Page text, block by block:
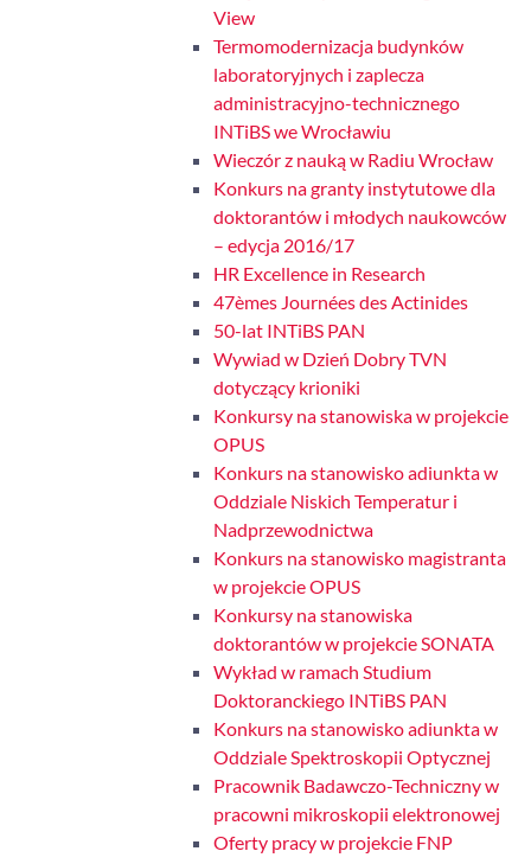
View
Termomodernizacja budynków
laboratoryjnych i zaplecza
administracyjno-technicznego
INTiBS we Wrocławiu
Wieczór z nauką w Radiu Wrocław
Konkurs na granty instytutowe dla
doktorantów i młodych naukowców
– edycja 2016/17
HR Excellence in Research
47èmes Journées des Actinides
50-lat INTiBS PAN
Wywiad w Dzień Dobry TVN
dotyczący krioniki
Konkursy na stanowiska w projekcie
OPUS
Konkurs na stanowisko adiunkta w
Oddziale Niskich Temperatur i
Nadprzewodnictwa
Konkurs na stanowisko magistranta
w projekcie OPUS
Konkursy na stanowiska
doktorantów w projekcie SONATA
Wykład w ramach Studium
Doktoranckiego INTiBS PAN
Konkurs na stanowisko adiunkta w
Oddziale Spektroskopii Optycznej
Pracownik Badawczo-Techniczny w
pracowni mikroskopii elektronowej
Oferty pracy w projekcie FNP